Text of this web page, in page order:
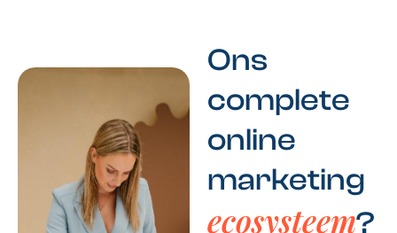
Ons
complete
online
marketing
ecosysteem?